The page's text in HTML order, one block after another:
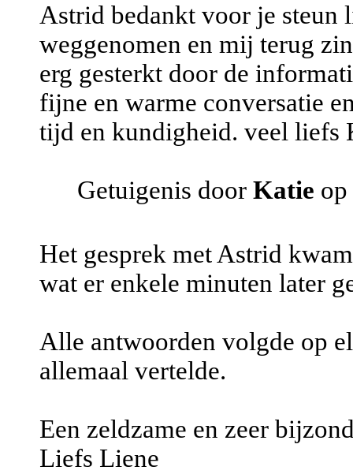
Astrid bedankt voor je
weggenomen en mij terug
erg gesterkt door de
fijne en warme conversatie
tijd en kundigheid. veel liefs
Getuigenis door Katie
Het gesprek met Astrid
wat er enkele minuten later
Alle antwoorden volgde op
allemaal vertelde.
Een zeldzame en zeer
Liefs Liene